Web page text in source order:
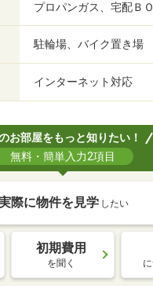
プロパンガス、宅配Ｂ
駐輪場、バイク置き場
インターネット対応
お部屋をもっと知りたい！
無料・簡単入力2項目
際に物件を見学 したい
初期費用
を聞く